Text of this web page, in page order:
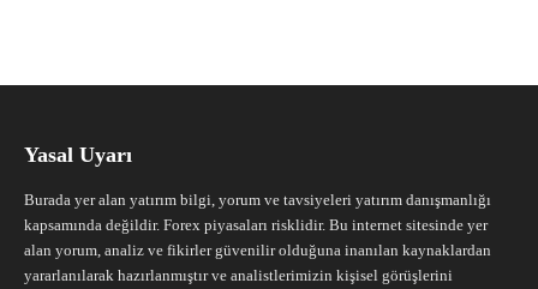
Yasal Uyarı
Burada yer alan yatırım bilgi, yorum ve tavsiyeleri yatırım danışmanlığı
kapsamında değildir. Forex piyasaları risklidir. Bu internet sitesinde yer
alan yorum, analiz ve fikirler güvenilir olduğuna inanılan kaynaklardan
yararlanılarak hazırlanmıştır ve analistlerimizin kişisel görüşlerini